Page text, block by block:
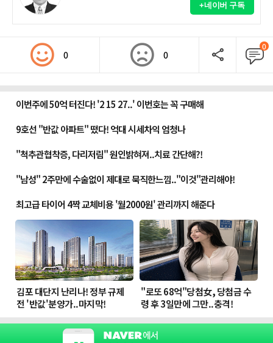
+네이버 구독
0 0
0